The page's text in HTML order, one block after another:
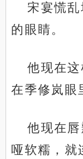
宋宴慌
的眼睛。
他现在
在季修岚眼
他现在
哑软糯，就